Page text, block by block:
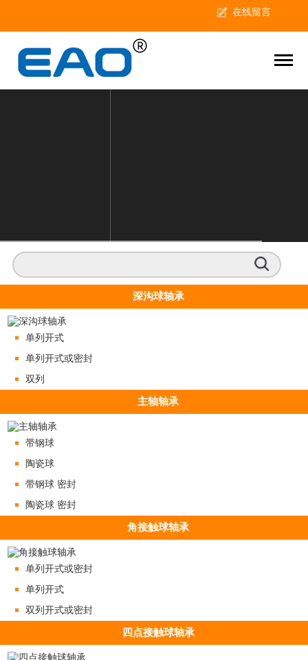
在线留言
深沟球轴承
单列开式
单列开式或密封
双列
主轴轴承
带钢球
陶瓷球
带钢球 密封
陶瓷球 密封
角接触球轴承
单列开式或密封
单列开式
双列开式或密封
四点接触球轴承